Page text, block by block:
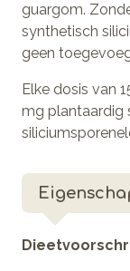
guargom.
synthetisch
geen
Elke dosis van
mg plantaardig